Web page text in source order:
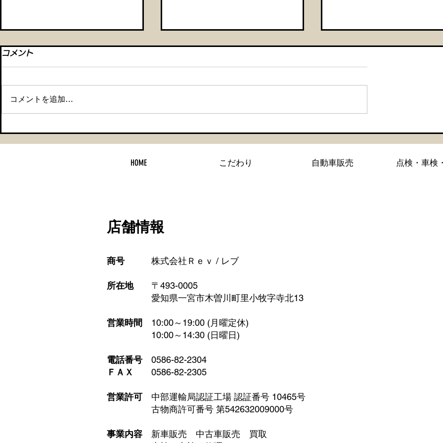
ラミックコーティング＆タイ
ティング】
GZOXリアルガラスコー
コーティング施工】
コメント
コメントを追加…
HOME こだわり 自動車販売 点検・車検
店舗情報
商号 株式会社Ｒｅｖ / レブ
所在地 〒493-0005
​ 愛知県一宮市木曽川町里小牧字寺北13
営業時間 10:00～19:00 (月曜定休)
10:00～14:30 (日曜日)
電話番号 0586-82-2304
ＦＡＸ 0586-82-2305
営業許可 中部運輸局認証工場 認証番号 10465号
古物商許可番号 第542632009000号
事業内容 新車販売 中古車販売 買取